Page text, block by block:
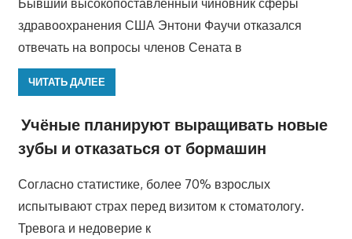
здравоохранения США Энтони Фаучи отказался
отвечать на вопросы членов Сената в
ЧИТАТЬ ДАЛЕЕ
Учёные планируют выращивать новые
зубы и отказаться от бормашин
Согласно статистике, более 70% взрослых
испытывают страх перед визитом к стоматологу.
Тревога и недоверие к